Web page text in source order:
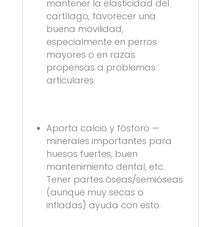
mantener la elasticidad del
cartílago, favorecer una
buena movilidad,
especialmente en perros
mayores o en razas
propensas a problemas
articulares.
Aporta calcio y fósforo —
minerales importantes para
huesos fuertes, buen
mantenimiento dental, etc.
Tener partes óseas/semióseas
(aunque muy secas o
infladas) ayuda con esto.